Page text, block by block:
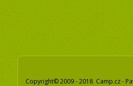
Copyright© 2009 - 2018 Camp.cz -